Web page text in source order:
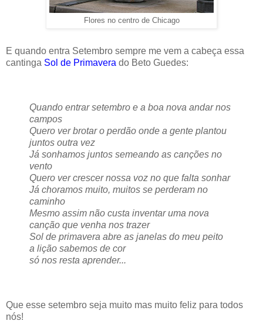
Flores no centro de Chicago
E quando entra Setembro sempre me vem a cabeça essa
cantinga Sol de Primavera do Beto Guedes:
Quando entrar setembro e a boa nova andar nos
campos
Quero ver brotar o perdão onde a gente plantou
juntos outra vez
Já sonhamos juntos semeando as canções no
vento
Quero ver crescer nossa voz no que falta sonhar
Já choramos muito, muitos se perderam no
caminho
Mesmo assim não custa inventar uma nova
canção que venha nos trazer
Sol de primavera abre as janelas do meu peito
a lição sabemos de cor
só nos resta aprender...
Que esse setembro seja muito mas muito feliz para todos
nós!